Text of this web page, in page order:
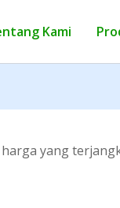
Kami
yang